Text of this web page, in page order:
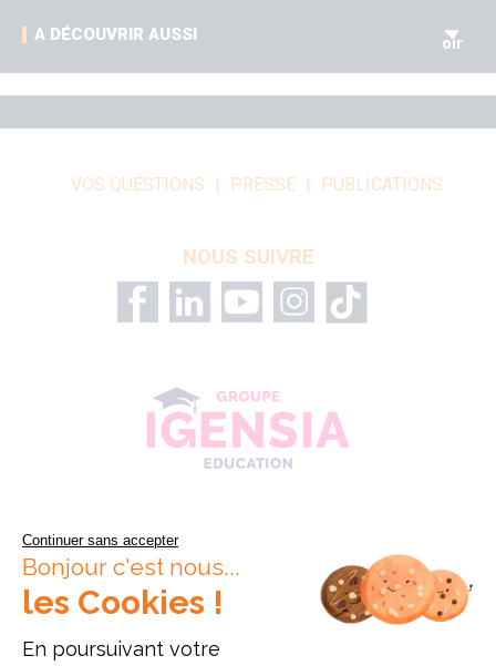
A DÉCOUVRIR AUSSI
oir
VOS QUESTIONS PRESSE PUBLICATIONS
NOUS SUIVRE
Continuer sans accepter
Bonjour c'est nous...
les Cookies !
En poursuivant votre